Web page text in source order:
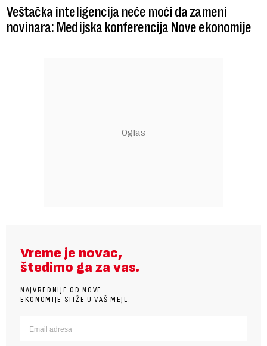
Veštačka inteligencija neće moći da zameni
novinara: Medijska konferencija Nove ekonomije
Vreme je novac,
štedimo ga za vas.
NAJVREDNIJE OD NOVE
EKONOMIJE STIŽE U VAŠ MEJL.